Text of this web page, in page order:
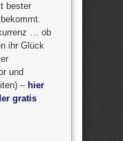
bester
… ob
ihr Glück
und
– hier
gratis